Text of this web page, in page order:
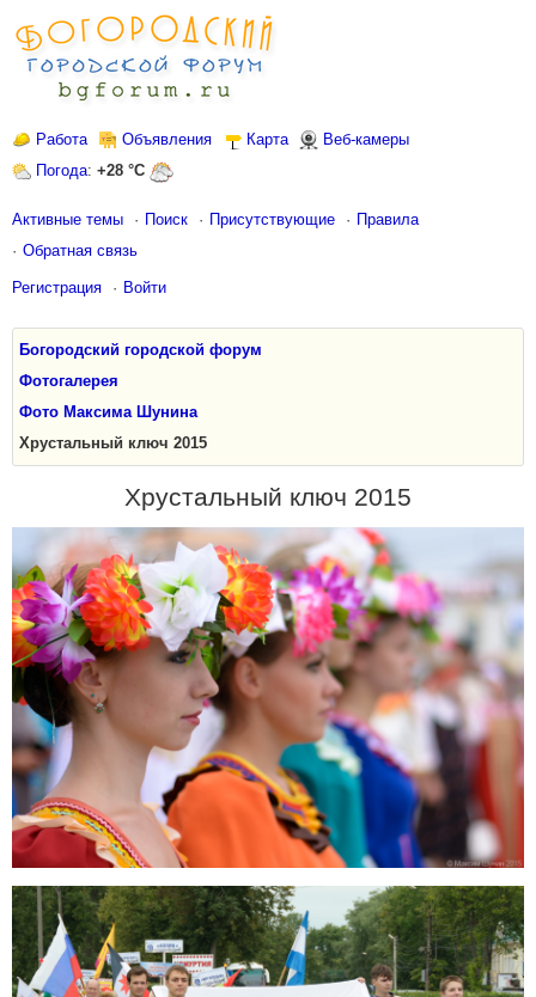
Работа Объявления Карта
Веб-камеры
Погода: +28 °C
Активные темы Поиск Присутствующие
Правила
Обратная связь
Регистрация Войти
Богородский городской форум
Фотогалерея
Фото Максима Шунина
Хрустальный ключ 2015
Хрустальный ключ 2015